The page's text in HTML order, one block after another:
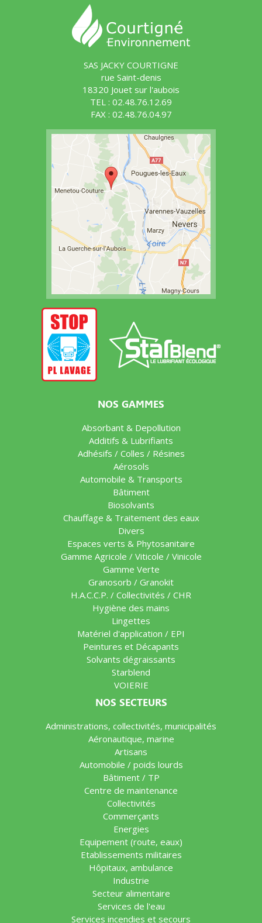
SAS JACKY COURTIGNE
rue Saint-denis
18320 Jouet sur l'aubois
TEL : 02.48.76.12.69
FAX : 02.48.76.04.97
NOS GAMMES
Absorbant & Depollution
Additifs & Lubrifiants
Adhésifs / Colles / Résines
Aérosols
Automobile & Transports
Bâtiment
Biosolvants
Chauffage & Traitement des eaux
Divers
Espaces verts & Phytosanitaire
Gamme Agricole / Viticole / Vinicole
Gamme Verte
Granosorb / Granokit
H.A.C.C.P. / Collectivités / CHR
Hygiène des mains
Lingettes
Matériel d'application / EPI
Peintures et Décapants
Solvants dégraissants
Starblend
VOIERIE
NOS SECTEURS
Administrations, collectivités, municipalités
Aéronautique, marine
Artisans
Automobile / poids lourds
Bâtiment / TP
Centre de maintenance
Collectivités
Commerçants
Energies
Equipement (route, eaux)
Etablissements militaires
Hôpitaux, ambulance
Industrie
Secteur alimentaire
Services de l'eau
Services incendies et secours